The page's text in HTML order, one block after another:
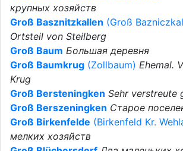
крупных хозяйств
Groß Basznitzkallen (Groß
Ortsteil von Steilberg
Groß Baum Большая деревня
Groß Baumkrug (Zollbaum) Ehemal.
Krug
Groß Bersteningken Sehr verstreute
Groß Berszeningken Старое
Groß Birkenfelde (Birkenfeld Kr.
мелких хозяйств